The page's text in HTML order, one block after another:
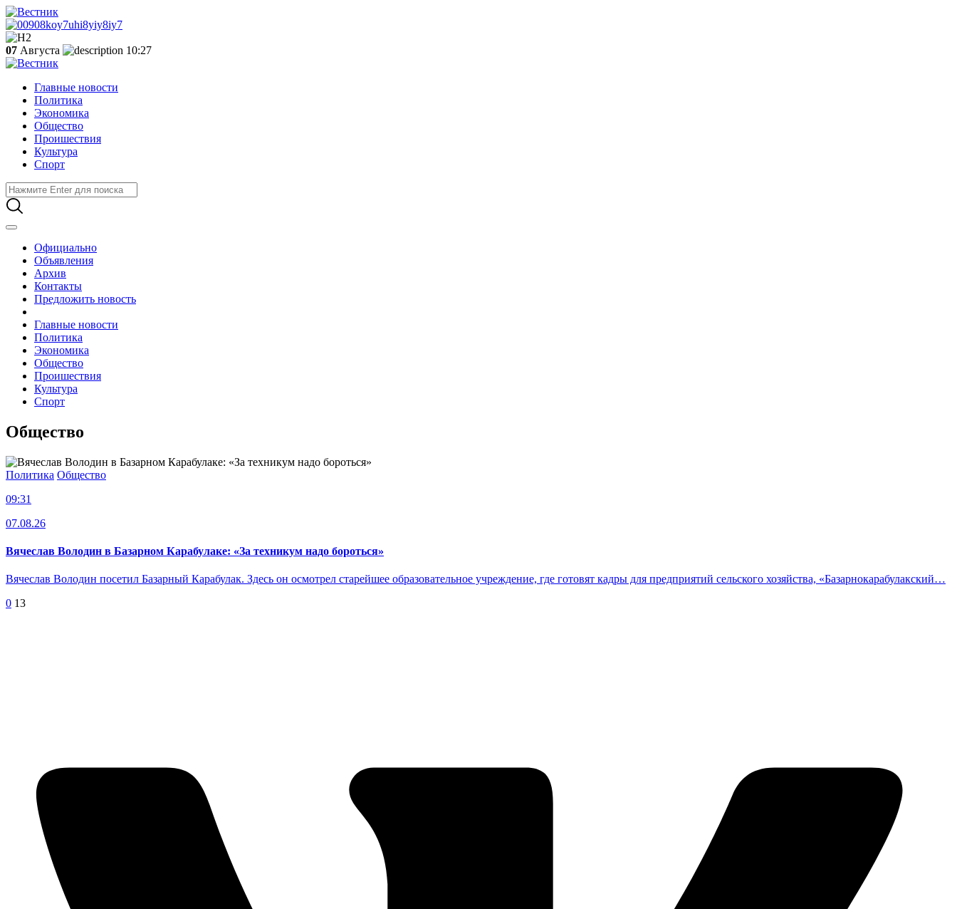
07 Августа 10:27
Главные новости
Политика
Экономика
Общество
Проишествия
Культура
Спорт
Официально
Объявления
Архив
Контакты
Предложить новость
Главные новости
Политика
Экономика
Общество
Проишествия
Культура
Спорт
Общество
Политика Общество
09:31
07.08.26
Вячеслав Володин в Базарном Карабулаке: «За техникум надо бороться»
Вячеслав Володин посетил Базарный Карабулак. Здесь он осмотрел старейшее образовательное учреждение, где готовят кадры для предприятий сельского хозяйства, «Базарнокарабулакский…
0 13